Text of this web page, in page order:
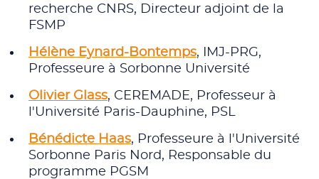
recherche CNRS, Directeur adjoint de la
FSMP
Hélène Eynard-Bontemps, IMJ-PRG,
Professeure à Sorbonne Université
Olivier Glass, CEREMADE, Professeur à
l'Université Paris-Dauphine, PSL
Bénédicte Haas, Professeure à l'Université
Sorbonne Paris Nord, Responsable du
programme PGSM